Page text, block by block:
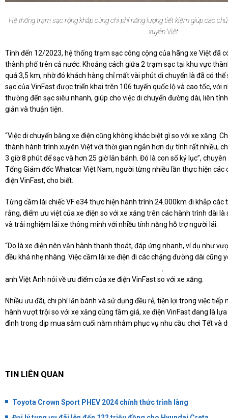
Hệ thống trạm sạc rộng khắp cùng chi phí năng lượng tiết kiệm giúp các
xuyên Việt
Tính đến 12/2023, hệ thống trạm sạc công cộng của hãng xe Việt đã
thành phố trên cả nước. Khoảng cách giữa 2 trạm sạc tại khu vực
quá 3,5 km, nhờ đó khách hàng chỉ mất vài phút di chuyển là đã có
sạc của VinFast được triển khai trên 106 tuyến quốc lộ và cao tốc, với
thường đến sạc siêu nhanh, giúp cho việc di chuyển đường dài, liên
giản và thuận tiện.
“Việc di chuyển bằng xe điện cũng không khác biệt gì so với xe xăng.
thành hành trình xuyên Việt với thời gian ngắn hơn dự tính rất nhiều,
3 giờ 8 phút để sạc và hơn 25 giờ lăn bánh. Đó là con số kỷ lục”,
Tổng Giám đốc Whatcar Việt Nam, người từng nhiều lần thực hiện các
điện VinFast, cho biết.
Từng cầm lái chiếc VF e34 thực hiện hành trình 24.000km đi khắp các
rằng, điểm ưu việt của xe điện so với xe xăng trên các hành trình dài
và trải nghiệm lái xe thông minh với nhiều tính năng hỗ trợ người lái.
“Do là xe điện nên vận hành thanh thoát, đáp ứng nhanh, ví dụ như
đều khá nhẹ nhàng. Việc cầm lái xe điện đi các chặng đường dài cũng
,
anh Việt Anh nói về ưu điểm của xe điện VinFast so với xe xăng.
Nhiều ưu đãi, chi phí lăn bánh và sử dụng đều rẻ, tiện lợi trong việc
hành vượt trội so với xe xăng cùng tầm giá, xe điện VinFast đang là
đình trong dịp mua sắm cuối năm nhằm phục vụ nhu cầu chơi Tết và
TIN LIÊN QUAN
Toyota Crown Sport PHEV 2024 chính thức trình làng